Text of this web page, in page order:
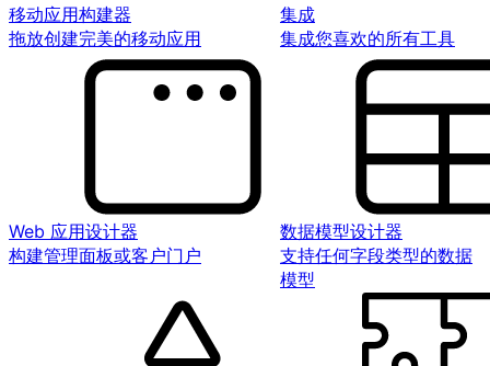
移动应用构建器
拖放创建完美的移动应用
集成
集成您喜欢的所有工具
Web 应用设计器
构建管理面板或客户门户
数据模型设计器
支持任何字段类型的数据
模型